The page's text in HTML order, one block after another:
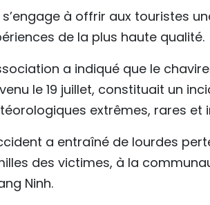
s’engage à offrir aux touristes
de la plus haute qualité.
a indiqué que le
le 19 juillet, constituait un
extrêmes, rares et
a entraîné de lourdes
des victimes, à la
Ninh.